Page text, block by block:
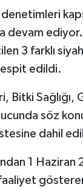
ediyor.
3 farklı siyah
edildi.
Sağlığı,
söz
dahil
1